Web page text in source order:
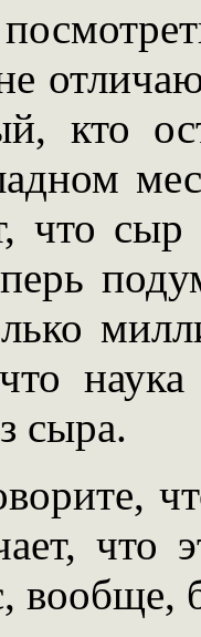
кто
что
наука
сыра.
что